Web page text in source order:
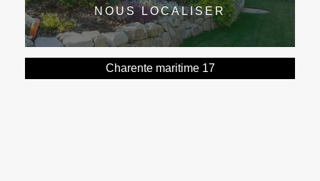
NOUS LOCALISER
Charente maritime 17